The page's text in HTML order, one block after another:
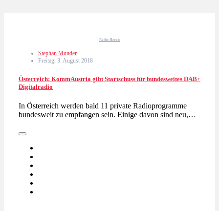
Radio Horeb
Stephan Munder
Freitag, 3. August 2018
Österreich: KommAustria gibt Startschuss für bundesweites DAB+
Digitalradio
In Österreich werden bald 11 private Radioprogramme
bundesweit zu empfangen sein. Einige davon sind neu,…